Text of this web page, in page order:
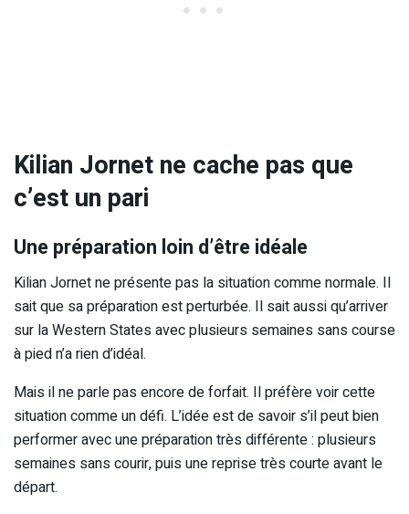
Kilian Jornet ne cache pas que
c’est un pari
Une préparation loin d’être idéale
Kilian Jornet ne présente pas la situation comme normale. Il
sait que sa préparation est perturbée. Il sait aussi qu’arriver
sur la Western States avec plusieurs semaines sans course
à pied n’a rien d’idéal.
Mais il ne parle pas encore de forfait. Il préfère voir cette
situation comme un défi. L’idée est de savoir s’il peut bien
performer avec une préparation très différente : plusieurs
semaines sans courir, puis une reprise très courte avant le
départ.